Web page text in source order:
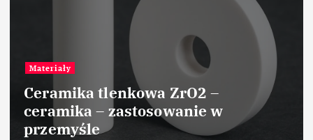
Materiały
Ceramika tlenkowa ZrO2 –
ceramika – zastosowanie w
przemyśle